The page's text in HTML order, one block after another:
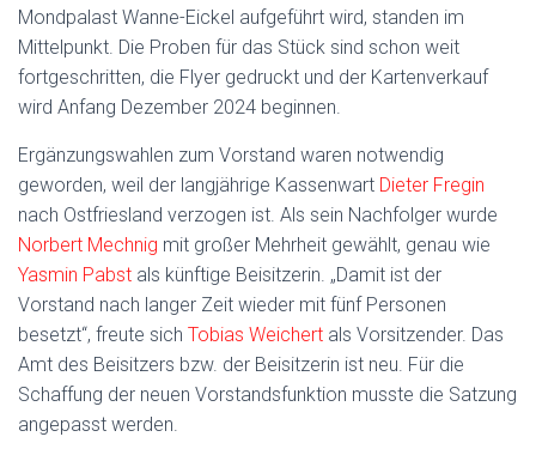
Mondpalast Wanne-Eickel aufgeführt wird, standen im
Mittelpunkt. Die Proben für das Stück sind schon weit
fortgeschritten, die Flyer gedruckt und der Kartenverkauf
wird Anfang Dezember 2024 beginnen.
Ergänzungswahlen zum Vorstand waren notwendig
geworden, weil der langjährige Kassenwart Dieter Fregin
nach Ostfriesland verzogen ist. Als sein Nachfolger wurde
Norbert Mechnig mit großer Mehrheit gewählt, genau wie
Yasmin Pabst als künftige Beisitzerin. „Damit ist der
Vorstand nach langer Zeit wieder mit fünf Personen
besetzt“, freute sich Tobias Weichert als Vorsitzender. Das
Amt des Beisitzers bzw. der Beisitzerin ist neu. Für die
Schaffung der neuen Vorstandsfunktion musste die Satzung
angepasst werden.